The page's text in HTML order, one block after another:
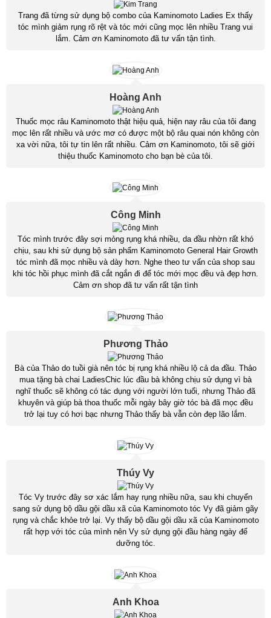
Trang đã từng sử dụng bộ combo của Kaminomoto Ladies Ex thấy
tóc mình giảm rụng rõ rệt và tóc mới cũng mọc lên nhiều Trang vui
lắm. Cảm ơn Kaminomoto đã tư vấn tận tình.
Hoàng Anh
Thuốc mọc râu Kaminomoto thật hiệu quả, hiện nay râu của tôi đang
mọc lên rất nhiều và ước mơ có được một bộ râu quai nón không còn
xa vời nữa, tôi tự tin lên rất nhiều. Cảm ơn Kaminomoto, tôi sẽ giới
thiệu thuốc Kaminomoto cho bạn bè của tôi.
Công Minh
Tóc mình trước đây sợi mỏng rụng khá nhiều, da đầu nhờn rất khó
chịu, sau khi sử dụng bộ sản phẩm Kaminomoto General Hair Growth
tóc mình đã mọc nhiều và dày hơn. Nghe theo tư vấn của shop sau
khi tóc hồi phục mình đã cắt ngắn đi để tóc mới mọc đều và đẹp hơn.
Cảm ơn shop đã tư vấn rất tận tình
Phương Thảo
Bà của Thảo do tuồi già nên tóc bị rụng khá nhiều lộ cả da đầu. Thảo
mua tặng bà chai LadiesChic lúc đầu bà không chịu sử dụng vì bà
nghĩ thuốc sẽ không có tác dụng với người lớn tuổi, nhưng Thảo đã
khuyên và giúp bà thoa thuốc mỗi ngày bây giờ tóc bà đã mọc đều
trở lại tuy có hơi bạc nhưng Thảo thấy bà vẫn còn đẹp lão lắm.
Thúy Vy
Tóc Vy trước đây sơ xác lắm hay rụng nhiều nữa, sau khi chuyển
sang sử dụng bộ dầu gội dầu xã của Kaminomoto tóc Vy đã giảm gãy
rụng và chắc khỏe trở lại. Vy thấy bộ dầu gội dầu xã của Kaminomoto
rất hợp với tóc của mình nên Vy sử dụng gội đầu hàng ngày để
dưỡng tóc.
Anh Khoa